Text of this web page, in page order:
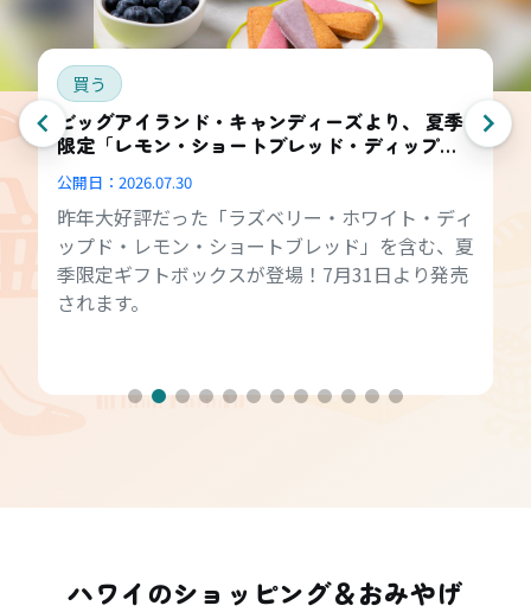
買う
ビッグアイランド・キャンディーズより、 夏季
限定「レモン・ショートブレッド・ディップ
公開日： 2026.07.30
昨年大好評だった「ラズベリー・ホワイト・ディ
ップド・レモン・ショートブレッド」を含む、夏
季限定ギフトボックスが登場！7月31日より発売
されます。
ハワイのショッピング＆おみやげ